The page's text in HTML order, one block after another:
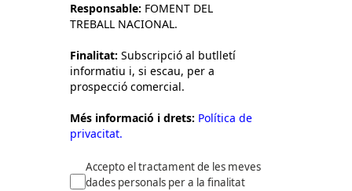
Responsable: FOMENT DEL
TREBALL NACIONAL.
Finalitat: Subscripció al butlletí
informatiu i, si escau, per a
prospecció comercial.
Més informació i drets: Política de
privacitat.
Accepto el tractament de les meves
dades personals per a la finalitat